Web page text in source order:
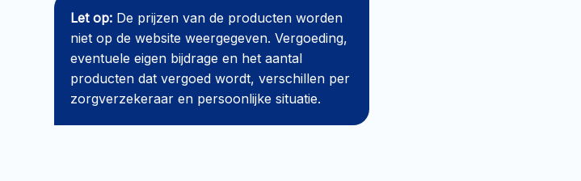
5x7,2cm
aantal
Let op: De prijzen van de producten worden
niet op de website weergegeven. Vergoeding,
eventuele eigen bijdrage en het aantal
producten dat vergoed wordt, verschillen per
zorgverzekeraar en persoonlijke situatie.